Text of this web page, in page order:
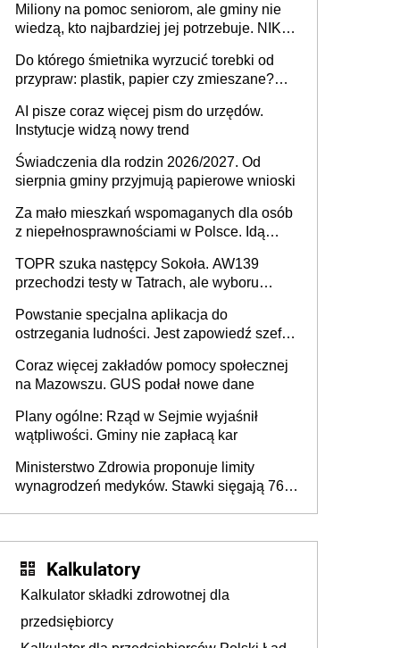
Europie nie ma tak dużych jednostek
stołecznych
Miliony na pomoc seniorom, ale gminy nie
wiedzą, kto najbardziej jej potrzebuje. NIK
Do którego śmietnika wyrzucić torebki od
przypraw: plastik, papier czy zmieszane?
AI pisze coraz więcej pism do urzędów.
Instytucje widzą nowy trend
Świadczenia dla rodzin 2026/2027. Od
sierpnia gminy przyjmują papierowe wnioski
Za mało mieszkań wspomaganych dla osób
z niepełnosprawnościami w Polsce. Idą
TOPR szuka następcy Sokoła. AW139
przechodzi testy w Tatrach, ale wyboru
Powstanie specjalna aplikacja do
ostrzegania ludności. Jest zapowiedź szefa
Coraz więcej zakładów pomocy społecznej
na Mazowszu. GUS podał nowe dane
Plany ogólne: Rząd w Sejmie wyjaśnił
wątpliwości. Gminy nie zapłacą kar
Ministerstwo Zdrowia proponuje limity
wynagrodzeń medyków. Stawki sięgają 76,8
Kalkulatory
Kalkulator składki zdrowotnej dla
przedsiębiorcy